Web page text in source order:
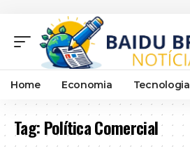
Home Economia Tecnologia
Tag:Política Comercial